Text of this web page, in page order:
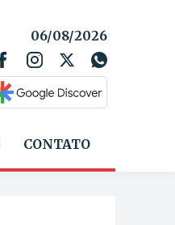
06/08/2026
CONTATO